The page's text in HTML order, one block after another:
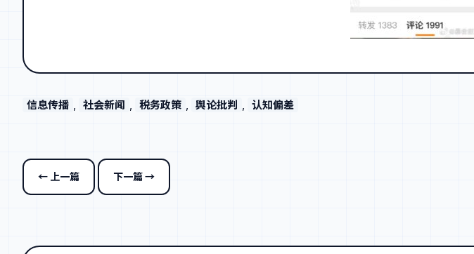
信息传播 , 社会新闻 , 税务政策 , 舆论批判 , 认知偏差
← 上一篇 下一篇 →